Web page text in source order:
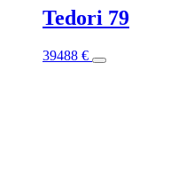
Tedori 79
39488 € This